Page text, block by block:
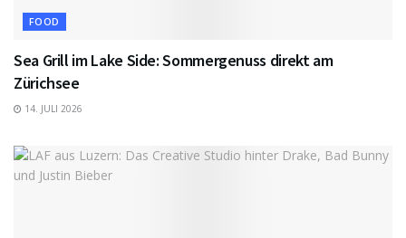
FOOD
Sea Grill im Lake Side: Sommergenuss direkt am
Zürichsee
14. JULI 2026